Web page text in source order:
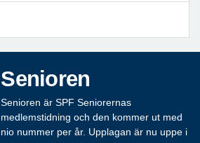
Senioren
Senioren är SPF Seniorernas
medlemstidning och den kommer ut med
nio nummer per år. Upplagan är nu uppe i